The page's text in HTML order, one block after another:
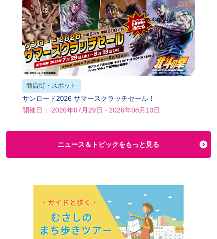
商店街・スポット
サンロード2026 サマースクラッチセール！
開催日： 2026年07月29日 - 2026年08月13日
ニュース＆トピックをもっと見る